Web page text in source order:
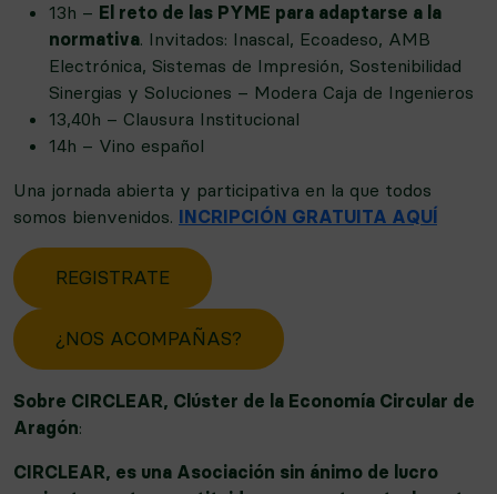
13h – El reto de las PYME para adaptarse a la
normativa. Invitados: Inascal, Ecoadeso, AMB
Electrónica, Sistemas de Impresión, Sostenibilidad
Sinergias y Soluciones – Modera Caja de Ingenieros
13,40h – Clausura Institucional
14h – Vino español
Una jornada abierta y participativa en la que todos
somos bienvenidos. INCRIPCIÓN GRATUITA AQUÍ
REGISTRATE
¿NOS ACOMPAÑAS?
Sobre CIRCLEAR, Clúster de la Economía Circular de
Aragón:
CIRCLEAR, es una Asociación sin ánimo de lucro